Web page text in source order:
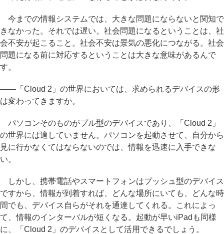
今までの情報システムでは、大きな問題にならないと関知で
きなかった。それでは遅い。社会問題になるということは、社
会不安が起こること。社会不安は景気の悪化につながる。社会
問題になる前に対応するということは大きな意味があるんで
す。
――「Cloud 2」の世界においては、求められるデバイスの形
は変わってきますか。
パソコンそのものがプル型のデバイスであり、「Cloud 2」
の世界には適していません。パソコンを起動させて、自分から
見に行かなくてはならないのでは、情報を迅速に入手できな
い。
しかし、携帯電話やスマートフォンはプッシュ型のデバイス
ですから、情報が到着すれば、どんな場所にいても、どんな時
間でも、デバイス自らがそれを通達してくれる。これによっ
て、情報のインターバルが短くなる。起動が早いiPadも同様
に、「Cloud 2」のデバイスとして活用できるでしょう。